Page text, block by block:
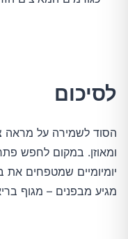
לסיכום
מגיע מבפנים – מגוף